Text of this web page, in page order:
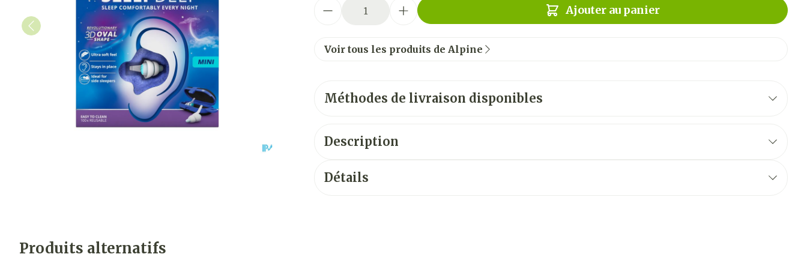
Ajouter au panier
Voir tous les produits de Alpine
Méthodes de livraison disponibles
Description
Détails
Produits alternatifs